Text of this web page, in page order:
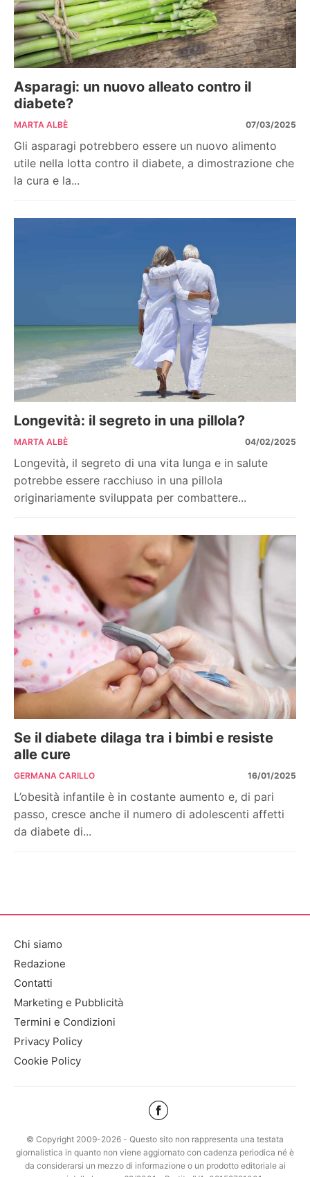
Asparagi: un nuovo alleato contro il
diabete?
MARTA ALBÈ 07/03/2025
Gli asparagi potrebbero essere un nuovo alimento
utile nella lotta contro il diabete, a dimostrazione che
la cura e la...
Longevità: il segreto in una pillola?
MARTA ALBÈ 04/02/2025
Longevità, il segreto di una vita lunga e in salute
potrebbe essere racchiuso in una pillola
originariamente sviluppata per combattere...
Se il diabete dilaga tra i bimbi e resiste
alle cure
GERMANA CARILLO 16/01/2025
L’obesità infantile è in costante aumento e, di pari
passo, cresce anche il numero di adolescenti affetti
da diabete di...
Chi siamo
Redazione
Contatti
Marketing e Pubblicità
Termini e Condizioni
Privacy Policy
Cookie Policy
© Copyright 2009-2026 - Questo sito non rappresenta una testata
giornalistica in quanto non viene aggiornato con cadenza periodica né è
da considerarsi un mezzo di informazione o un prodotto editoriale ai